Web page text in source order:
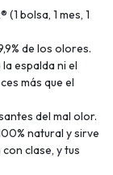
bolsa, 1 mes, 1
de los olores.
la espalda ni el
más que el
del mal olor.
natural y sirve
clase, y tus